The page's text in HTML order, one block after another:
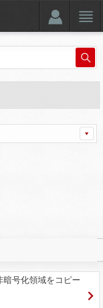
暗号化領域をコピー